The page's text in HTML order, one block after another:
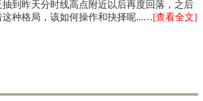
到昨天分时线高点附近以后再度回落，之后
种格局，该如何操作和抉择呢...…[查看全文]